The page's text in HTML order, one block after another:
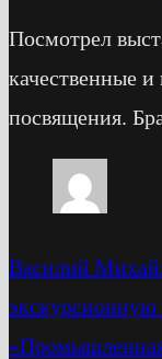
Посмотрел
качественные
посвящения.
Василий